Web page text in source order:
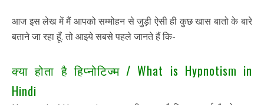
आज इस लेख में मैं आपको सम्मोहन से जुड़ी ऐसी ही कुछ खास बातो के बारे
बताने जा रहा हूँ. तो आइये सबसे पहले जानते हैं कि-
क्या होता है हिप्नोटिज्म / What is Hypnotism in
Hindi